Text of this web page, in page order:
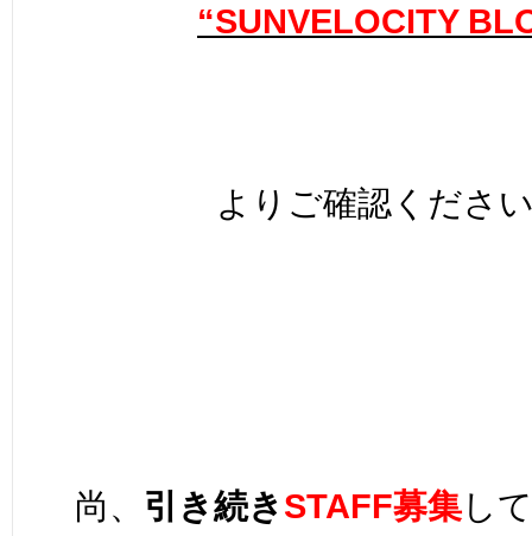
“SUNVELOCITY
よりご確認くださ
尚、 引き続きSTAFF募集し